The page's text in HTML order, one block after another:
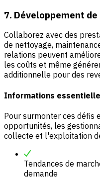
7. Développement
Collaborez avec des
de nettoyage,
relations peuvent
les coûts et même
additionnelle pour des
Informations
Pour surmonter ces défis
opportunités, les
collecte et l'exploitation
Tendances de
demande